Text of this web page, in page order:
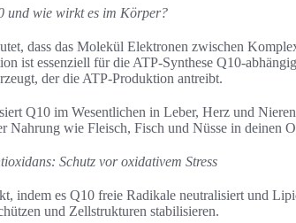
und wie wirkt es im Körper?
dass das Molekül Elektronen zwischen
ist essenziell für die ATP-Synthese Q10-
der die ATP-Produktion antreibt.
Q10 im Wesentlichen in Leber, Herz und
Nahrung wie Fleisch, Fisch und Nüsse in deinen
Schutz vor oxidativem Stress
indem es Q10 freie Radikale neutralisiert und
und Zellstrukturen stabilisieren.